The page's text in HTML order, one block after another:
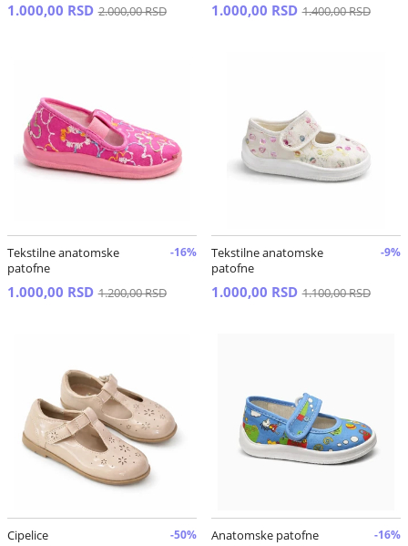
1.000,00 RSD 2.000,00 RSD 1.000,00 RSD 1.400,00 RSD
Tekstilne anatomske
patofne
-16%
1.000,00 RSD 1.200,00 RSD
Tekstilne anatomske
patofne
-9%
1.000,00 RSD 1.100,00 RSD
Cipelice -50% Anatomske patofne -16%